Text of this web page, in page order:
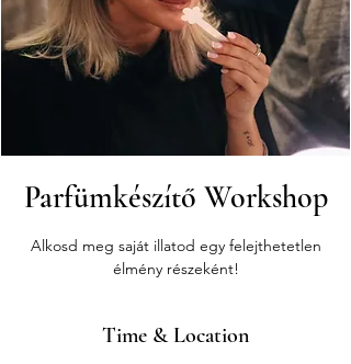
Parfümkészítő Workshop
Alkosd meg saját illatod egy felejthetetlen
élmény részeként!
Time & Location